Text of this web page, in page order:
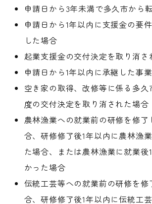
申請日から3年未満で多久市から
申請日から1年以内に支援金の要
した場合
起業支援金の交付決定を取り消さ
申請日から1年以内に承継した事
空き家の取得、改修等に係る多久
度の交付決定を取り消された場合
農林漁業への就業前の研修を修
合、研修修了後1年以内に農林漁
た場合、または農林漁業に就業後
かった場合
伝統工芸等への就業前の研修を修
合、研修修了後1年以内に伝統工